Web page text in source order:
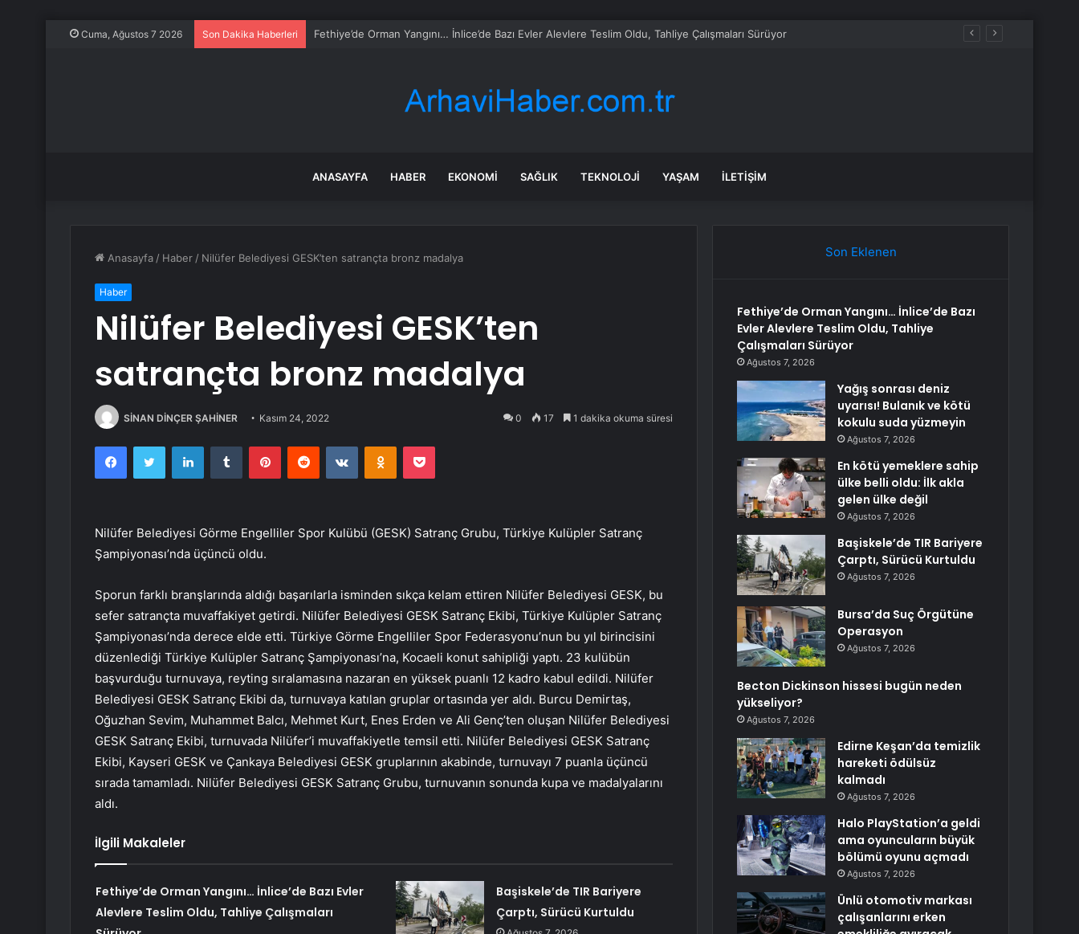
Cuma, Ağustos 7 2026 Son Dakika Haberleri Yağış sonrası deniz uyarısı! Bulanık ve kötü kokulu suda yüzmeyin
ANASAYFA HABER EKONOMI SAĞLIK TEKNOLOJI YAŞAM İLETIŞIM
Anasayfa / Haber / Nilüfer Belediyesi GESK’ten satrançta bronz madalya
Haber
Nilüfer Belediyesi GESK’ten
satrançta bronz madalya
SİNAN DİNÇER ŞAHİNER Kasım 24, 2022 0 17 1 dakika okuma süresi
FacebookTwitter LinkedInTumblr PinterestReddit VKontakteOdnoklassniki
Pocket
Nilüfer Belediyesi Görme Engelliler Spor Kulübü (GESK) Satranç Grubu, Türkiye Kulüpler Satranç
Şampiyonası’nda üçüncü oldu.
Sporun farklı branşlarında aldığı başarılarla isminden sıkça kelam ettiren Nilüfer Belediyesi GESK, bu
sefer satrançta muvaffakiyet getirdi. Nilüfer Belediyesi GESK Satranç Ekibi, Türkiye Kulüpler Satranç
Şampiyonası’nda derece elde etti. Türkiye Görme Engelliler Spor Federasyonu’nun bu yıl birincisini
düzenlediği Türkiye Kulüpler Satranç Şampiyonası’na, Kocaeli konut sahipliği yaptı. 23 kulübün
başvurduğu turnuvaya, reyting sıralamasına nazaran en yüksek puanlı 12 kadro kabul edildi. Nilüfer
Belediyesi GESK Satranç Ekibi da, turnuvaya katılan gruplar ortasında yer aldı. Burcu Demirtaş,
Oğuzhan Sevim, Muhammet Balcı, Mehmet Kurt, Enes Erden ve Ali Genç’ten oluşan Nilüfer Belediyesi
GESK Satranç Ekibi, turnuvada Nilüfer’i muvaffakiyetle temsil etti. Nilüfer Belediyesi GESK Satranç
Ekibi, Kayseri GESK ve Çankaya Belediyesi GESK gruplarının akabinde, turnuvayı 7 puanla üçüncü
sırada tamamladı. Nilüfer Belediyesi GESK Satranç Grubu, turnuvanın sonunda kupa ve madalyalarını
aldı.
İlgili Makaleler
Fethiye’de Orman Yangını… İnlice’de Bazı Evler
Alevlere Teslim Oldu, Tahliye Çalışmaları
Başiskele’de TIR Bariyere
Çarptı, Sürücü Kurtuldu
Son Eklenen
Fethiye’de Orman Yangını… İnlice’de Bazı
Evler Alevlere Teslim Oldu, Tahliye
Çalışmaları Sürüyor
Ağustos 7, 2026
Yağış sonrası deniz
uyarısı! Bulanık ve kötü
kokulu suda yüzmeyin
Ağustos 7, 2026
En kötü yemeklere sahip
ülke belli oldu: İlk akla
gelen ülke değil
Ağustos 7, 2026
Başiskele’de TIR Bariyere
Çarptı, Sürücü Kurtuldu
Ağustos 7, 2026
Bursa’da Suç Örgütüne
Operasyon
Ağustos 7, 2026
Becton Dickinson hissesi bugün neden
yükseliyor?
Ağustos 7, 2026
Edirne Keşan’da temizlik
hareketi ödülsüz
kalmadı
Ağustos 7, 2026
Halo PlayStation’a geldi
ama oyuncuların büyük
bölümü oyunu açmadı
Ağustos 7, 2026
Ünlü otomotiv markası
çalışanlarını erken